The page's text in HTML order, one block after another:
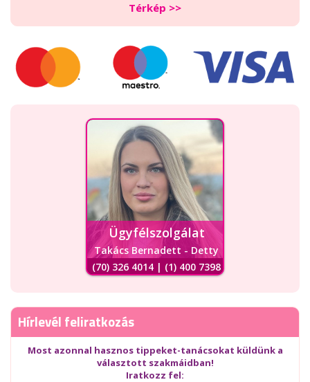
Térkép >>
Ügyfélszolgálat
Takács Bernadett - Detty
(70) 326 4014 | (1) 400 7398
Hírlevél feliratkozás
Most azonnal hasznos tippeket-tanácsokat küldünk a
választott szakmáidban!
Iratkozz fel: